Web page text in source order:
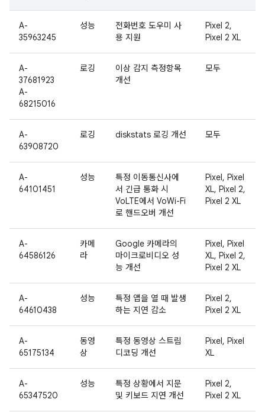
A-
35963245
성능
전화번호 도우미 사
용 지원
Pixel 2,
Pixel 2 XL
A-
37681923
A-
68215016
로깅
이상 감지 측정항목
개선
모두
A-
63908720
로깅 diskstats 로깅 개선 모두
A-
64101451
성능
특정 이동통신사에
서 긴급 통화 시
VoLTE에서 VoWi-Fi
로 핸드오버 개선
Pixel, Pixel
XL, Pixel 2,
Pixel 2 XL
A-
64586126
카메
라
Google 카메라의
마이크로비디오 성
능 개선
Pixel, Pixel
XL, Pixel 2,
Pixel 2 XL
A-
64610438
성능
특정 앱을 열 때 발생
하는 지연 감소
Pixel 2,
Pixel 2 XL
A-
65175134
동영
상
특정 동영상 스트림
디코딩 개선
Pixel, Pixel
XL
A-
65347520
성능
특정 상황에서 지문
및 키보드 지연 개선
Pixel 2,
Pixel 2 XL